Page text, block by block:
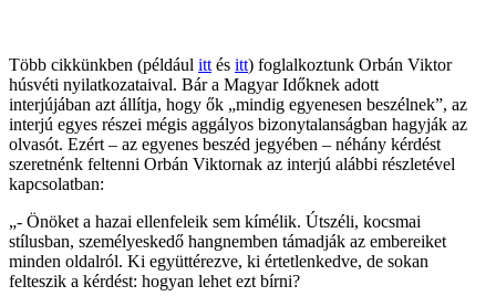
Több cikkünkben (például itt és itt) foglalkoztunk Orbán Viktor
húsvéti nyilatkozataival. Bár a Magyar Időknek adott
interjújában azt állítja, hogy ők „mindig egyenesen beszélnek”, az
interjú egyes részei mégis aggályos bizonytalanságban hagyják az
olvasót. Ezért – az egyenes beszéd jegyében – néhány kérdést
szeretnénk feltenni Orbán Viktornak az interjú alábbi részletével
kapcsolatban:
„- Önöket a hazai ellenfeleik sem kímélik. Útszéli, kocsmai
stílusban, személyeskedő hangnemben támadják az embereiket
minden oldalról. Ki együttérezve, ki értetlenkedve, de sokan
felteszik a kérdést: hogyan lehet ezt bírni?